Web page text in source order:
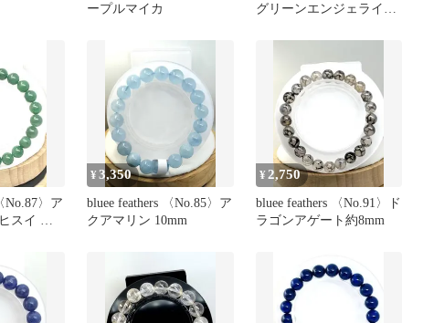
ープルマイカ
グリーンエンジェライト
No.87〉ア
スイ 約
¥3,350
bluee feathers 〈No.85〉ア
クアマリン 10mm
¥ 2,750
bluee feathers 〈No.91〉ド
ラゴンアゲート約8mm